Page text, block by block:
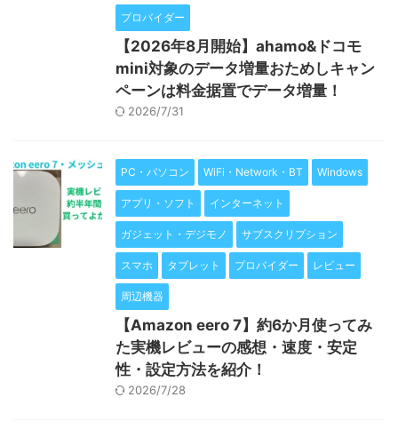
プロバイダー
【2026年8月開始】ahamo&ドコモ
mini対象のデータ増量おためしキャン
ペーンは料金据置でデータ増量！
2026/7/31
PC・パソコン WiFi・Network・BT Windows
アプリ・ソフト インターネット
ガジェット・デジモノ サブスクリプション
スマホ タブレット プロバイダー レビュー
周辺機器
【Amazon eero 7】約6か月使ってみ
た実機レビューの感想・速度・安定
性・設定方法を紹介！
2026/7/28